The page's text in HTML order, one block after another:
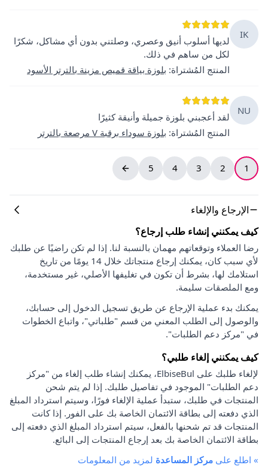
IK
لديها أسلوب أنيق وعصري، وصلتني بدون أي مشاكل، شكرًا
لكل من ساهم في ذلك.
المنتج المُشتراة: بلوزة بياقة قميص مزينة بالترتر الأسود
NU
لقد أعجبني بلوزة جميلة وأنيقة كثيرًا
المنتج المُشتراة: بلوزة سوداء برقبة V مرصعة بالترتر
1
2
3
4
5
الإرجاع والإلغاء
كيف يمكنني إنشاء طلب إرجاع؟
رضا العملاء وتوقعاتهم مهمان بالنسبة لنا. إذا لم تكن راضيًا عن طلبك
لأي سبب كان، يمكنك إرجاع منتجاتك خلال 14 يومًا من تاريخ
استلامك لها، بشرط أن تكون في تغليفها الأصلي، غير مستخدمة،
ومع الملصقات سليمة.
يمكنك بدء عملية الإرجاع عن طريق تسجيل الدخول إلى حسابك،
والوصول إلى الطلب المعني من قسم "طلباتي"، واتباع الخطوات
في "مركز دعم الطلبات".
كيف يمكنني إلغاء طلبي؟
لإلغاء طلبك على ElbiseBul، يمكنك إنشاء طلب إلغاء من "مركز
دعم الطلبات" الموجود في تفاصيل طلبك. إذا لم يتم شحن
المنتجات في طلبك، ستبدأ عملية الإلغاء فورًا، وسيتم استرداد المبلغ
الذي دفعته إلى بطاقة الائتمان الخاصة بك على الفور. إذا كانت
المنتجات قد تم شحنها بالفعل، سيتم استرداد المبلغ الذي دفعته إلى
بطاقة الائتمان الخاصة بك بعد إرجاع المنتجات إلى البائع.
» اطلع على مركز المساعدة لمزيد من المعلومات